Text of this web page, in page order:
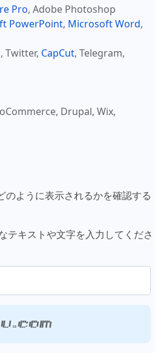
Pro, Adobe Photoshop
PowerPoint, Microsoft Word,
, Twitter, CapCut, Telegram,
Drupal, Wix,
ように表示されるかを確認する
キストや文字を入力してくださ